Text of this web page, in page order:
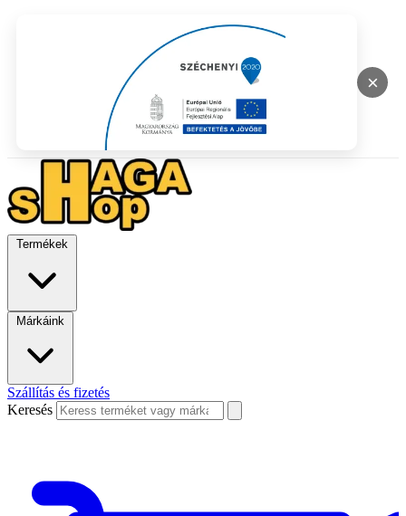
×
Termékek
Márkáink
Szállítás és fizetés
Keresés